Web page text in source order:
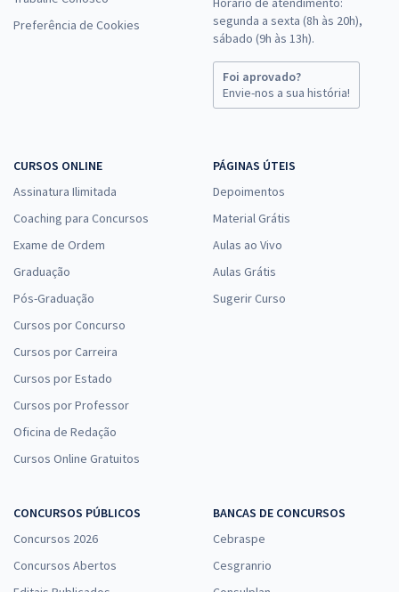
Preferência de Cookies
segunda a sexta (8h às 20h),
sábado (9h às 13h).
Foi aprovado?
Envie-nos a sua história!
CURSOS ONLINE
Assinatura Ilimitada
Coaching para Concursos
Exame de Ordem
Graduação
Pós-Graduação
Cursos por Concurso
Cursos por Carreira
Cursos por Estado
Cursos por Professor
Oficina de Redação
Cursos Online Gratuitos
PÁGINAS ÚTEIS
Depoimentos
Material Grátis
Aulas ao Vivo
Aulas Grátis
Sugerir Curso
CONCURSOS PÚBLICOS
Concursos 2026
Concursos Abertos
BANCAS DE CONCURSOS
Cebraspe
Cesgranrio